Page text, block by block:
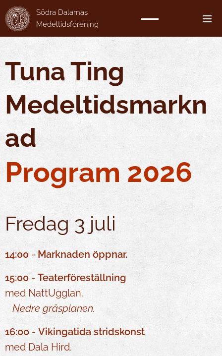
Södra Dalarnas
Medeltidsförening
Tuna Ting
Medeltidsmarkn
ad
Program 2026
Fredag 3 juli
14:00- Marknaden öppnar.
15:00- Teaterföreställning
med NattUgglan.
Nedre gräsplanen.
16:00 - Vikingatida stridskonst
med Dala Hird.